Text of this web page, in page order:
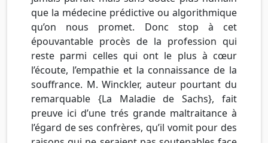
que la médecine prédictive ou algorithmique
qu’on nous promet. Donc stop à cet
épouvantable procès de la profession qui
reste parmi celles qui ont le plus à cœur
l’écoute, l’empathie et la connaissance de la
souffrance. M. Winckler, auteur pourtant du
remarquable {La Maladie de Sachs}, fait
preuve ici d’une trés grande maltraitance à
l’égard de ses confrères, qu’il vomit pour des